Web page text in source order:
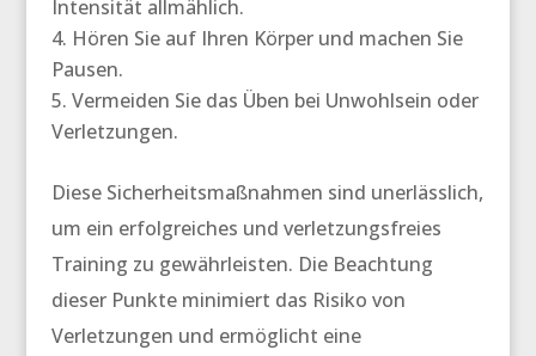
Intensität allmählich.
Hören Sie auf Ihren Körper und machen Sie
Pausen.
Vermeiden Sie das Üben bei Unwohlsein oder
Verletzungen.
Diese Sicherheitsmaßnahmen sind unerlässlich,
um ein erfolgreiches und verletzungsfreies
Training zu gewährleisten. Die Beachtung
dieser Punkte minimiert das Risiko von
Verletzungen und ermöglicht eine